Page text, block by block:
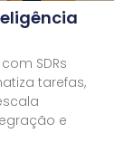
SDRs
tarefas,
e